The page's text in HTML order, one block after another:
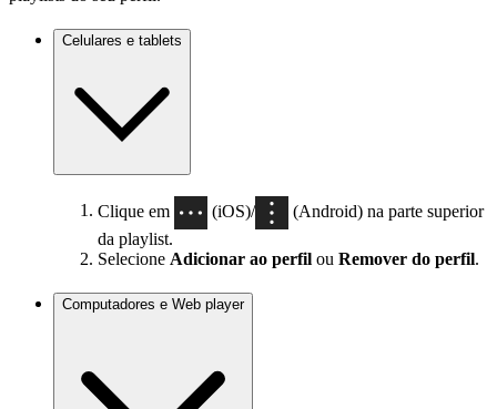
Celulares e tablets
Clique em (iOS)/
(Android) na parte superior
da playlist.
Selecione Adicionar ao perfil ou Remover do perfil.
Computadores e Web player